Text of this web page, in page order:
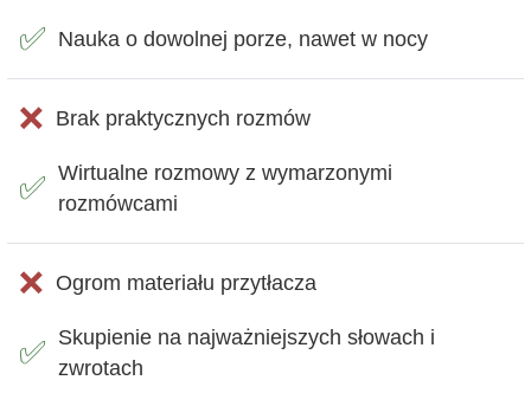
✅ Nauka o dowolnej porze, nawet w nocy
❌ Brak praktycznych rozmów
✅ Wirtualne rozmowy z wymarzonymi
rozmówcami
❌ Ogrom materiału przytłacza
✅ Skupienie na najważniejszych słowach i
zwrotach